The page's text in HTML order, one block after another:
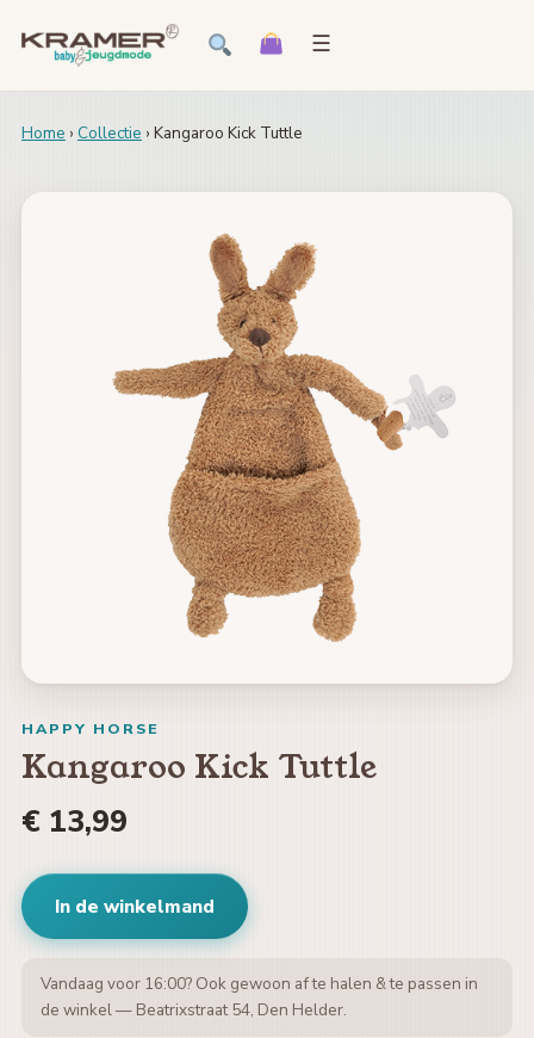
☰
Home › Collectie › Kangaroo Kick Tuttle
HAPPY HORSE
Kangaroo Kick Tuttle
€ 13,99
In de winkelmand
Vandaag voor 16:00? Ook gewoon af te halen & te passen in
de winkel — Beatrixstraat 54, Den Helder.